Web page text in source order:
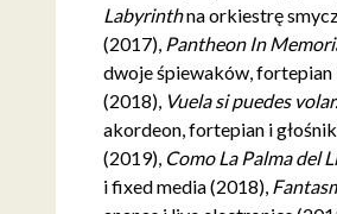
Labyrinthna orkiestrę
(2017), Pantheon In
dwoje śpiewaków, fortepian
(2018), Vuela si puedes
akordeon, fortepian i
(2019), Como La Palma del
i fixed media (2018),